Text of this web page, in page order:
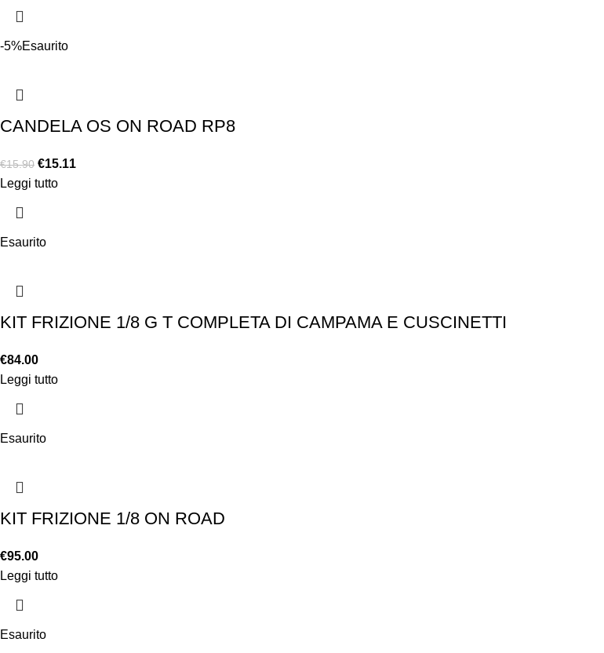
-5%Esaurito
CANDELA OS ON ROAD RP8
€15.90 €15.11
Leggi tutto
Esaurito
KIT FRIZIONE 1/8 G T COMPLETA DI CAMPAMA E CUSCINETTI
€84.00
Leggi tutto
Esaurito
KIT FRIZIONE 1/8 ON ROAD
€95.00
Leggi tutto
Esaurito